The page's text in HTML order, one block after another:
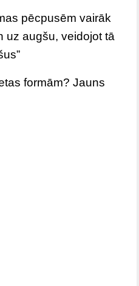
pēcpusēm vairāk
uz augšu, veidojot tā
formām? Jauns